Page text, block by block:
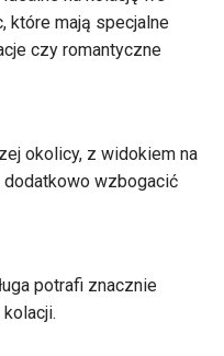
które mają specjalne
czy romantyczne
okolicy, z widokiem na
wzbogacić
potrafi znacznie